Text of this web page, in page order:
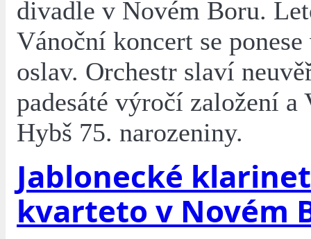
divadle v Novém Boru.
Vánoční koncert se
oslav. Orchestr slaví
padesáté výročí založení a
Hybš 75. narozeniny.
Jablonecké
kvarteto v Novém